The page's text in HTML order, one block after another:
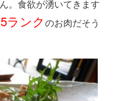
。食欲が湧いてきます
ランクのお肉だそう